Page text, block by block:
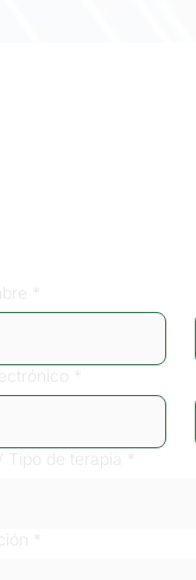
*
*
de terapia *
*